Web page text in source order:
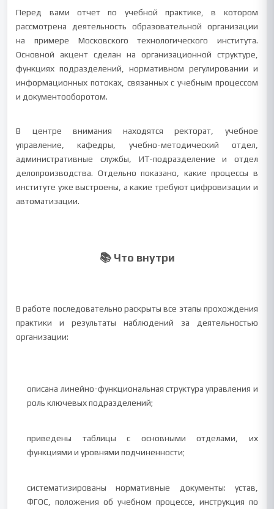
Перед вами отчет по учебной практике, в котором
рассмотрена деятельность образовательной организации
на примере Московского технологического института.
Основной акцент сделан на организационной структуре,
функциях подразделений, нормативном регулировании и
информационных потоках, связанных с учебным процессом
и документооборотом.
В центре внимания находятся ректорат, учебное
управление, кафедры, учебно-методический отдел,
административные службы, ИТ-подразделение и отдел
делопроизводства. Отдельно показано, какие процессы в
институте уже выстроены, а какие требуют цифровизации и
автоматизации.
📚 Что внутри
В работе последовательно раскрыты все этапы прохождения
практики и результаты наблюдений за деятельностью
организации:
описана линейно-функциональная структура управления и
роль ключевых подразделений;
приведены таблицы с основными отделами, их
функциями и уровнями подчиненности;
систематизированы нормативные документы: устав,
ФГОС, положения об учебном процессе, инструкция по